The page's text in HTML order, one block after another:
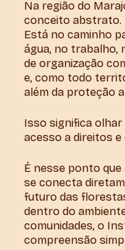
Na região do
conceito abstrato.
Está no caminho
água, no trabalho,
de organização
e, como todo
além da proteção
Isso significa olhar
acesso a direitos
É nesse ponto
se conecta
futuro das
dentro do
comunidades, o
compreensão